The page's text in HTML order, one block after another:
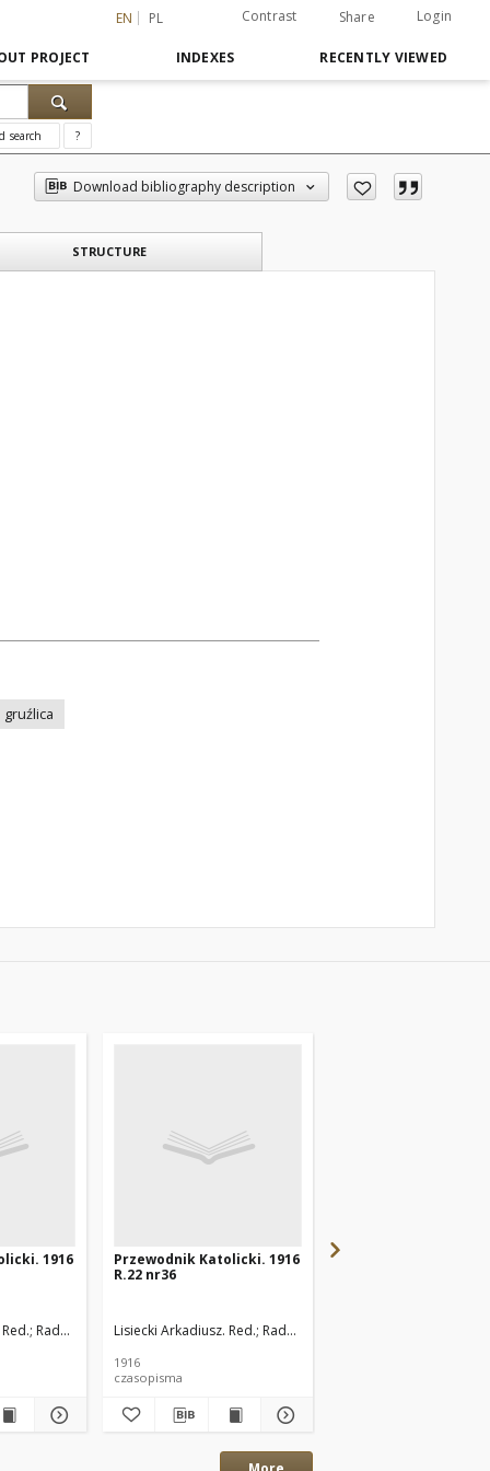
EN PL Contrast Share Login
PROJECT INDEXES RECENTLY VIEWED
search ?
Download bibliography description
STRUCTURE
gruźlica
1916
Radoński Karol. Red.
Przewodnik Katolicki. 1916
R.22 nr36
Lisiecki Arkadiusz. Red. Radoński Karol. Red.
1916
czasopisma